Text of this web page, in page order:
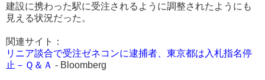
建設に携わった駅に受注されるように調整されたようにも
見える状況だった。
関連サイト：
リニア談合で受注ゼネコンに逮捕者、東京都は入札指名停
止－Ｑ＆Ａ - Bloomberg